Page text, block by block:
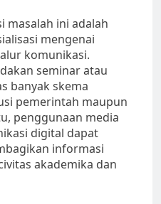
masalah ini adalah
mengenai
komunikasi.
seminar atau
banyak skema
pemerintah maupun
penggunaan media
digital dapat
informasi
akademika dan